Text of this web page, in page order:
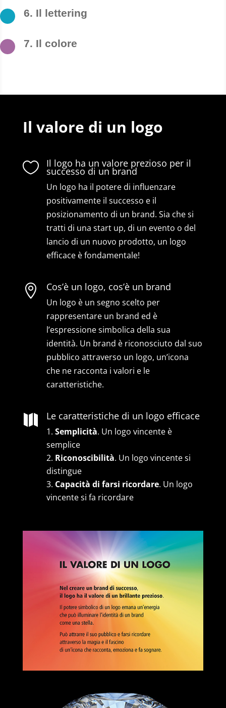
6. Il lettering
7. Il colore
Il valore di un logo
 Il logo ha un valore prezioso per il
successo di un brand
Un logo ha il potere di influenzare
positivamente il successo e il
posizionamento di un brand. Sia che si
tratti di una start up, di un evento o del
lancio di un nuovo prodotto, un logo
efficace è fondamentale!
 Cos’è un logo, cos’è un brand
Un logo è un segno scelto per
rappresentare un brand ed è
l’espressione simbolica della sua
identità. Un brand è riconosciuto dal suo
pubblico attraverso un logo, un’icona
che ne racconta i valori e le
caratteristiche.
 Le caratteristiche di un logo efficace
Semplicità. Un logo vincente è
semplice
Riconoscibilità. Un logo vincente si
distingue
Capacità di farsi ricordare. Un logo
vincente si fa ricordare